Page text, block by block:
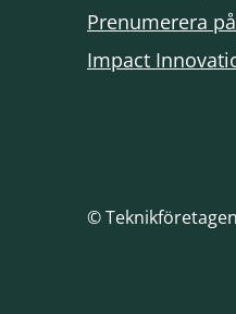
Prenumerera
Impact
©